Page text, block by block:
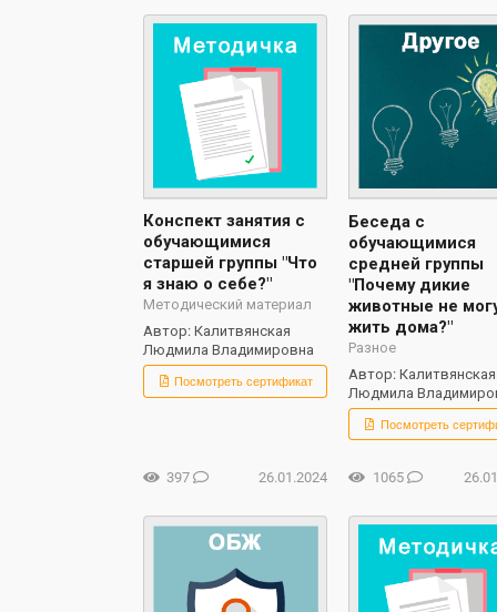
Конспект занятия с
обучающимися
старшей группы "Что
я знаю о себе?"
Методический материал
Автор: Калитвянская
Людмила Владимировна
Посмотреть сертификат
26.01.2024
397
Беседа с
обучающимися
средней группы
"Почему дикие
животные не
жить дома?"
Разное
Автор: Калитвянская
Людмила
Посмотреть
1065